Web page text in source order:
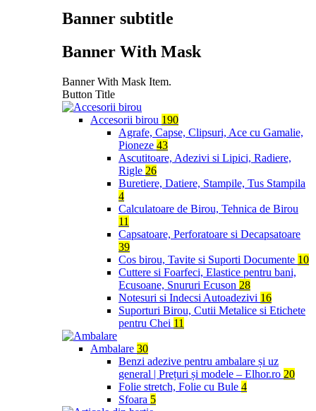
Banner subtitle
Banner With Mask
Banner With Mask Item.
Button Title
Accesorii birou 190
Agrafe, Capse, Clipsuri, Ace cu Gamalie,
Pioneze 43
Ascutitoare, Adezivi si Lipici, Radiere,
Rigle 26
Buretiere, Datiere, Stampile, Tus Stampila
4
Calculatoare de Birou, Tehnica de Birou
11
Capsatoare, Perforatoare si Decapsatoare
39
Cos birou, Tavite si Suporti Documente 10
Cuttere si Foarfeci, Elastice pentru bani,
Ecusoane, Snururi Ecuson 28
Notesuri si Indecsi Autoadezivi 16
Suporturi Birou, Cutii Metalice si Etichete
pentru Chei 11
Ambalare 30
Benzi adezive pentru ambalare și uz
general | Prețuri și modele – Elhor.ro 20
Folie stretch, Folie cu Bule 4
Sfoara 5